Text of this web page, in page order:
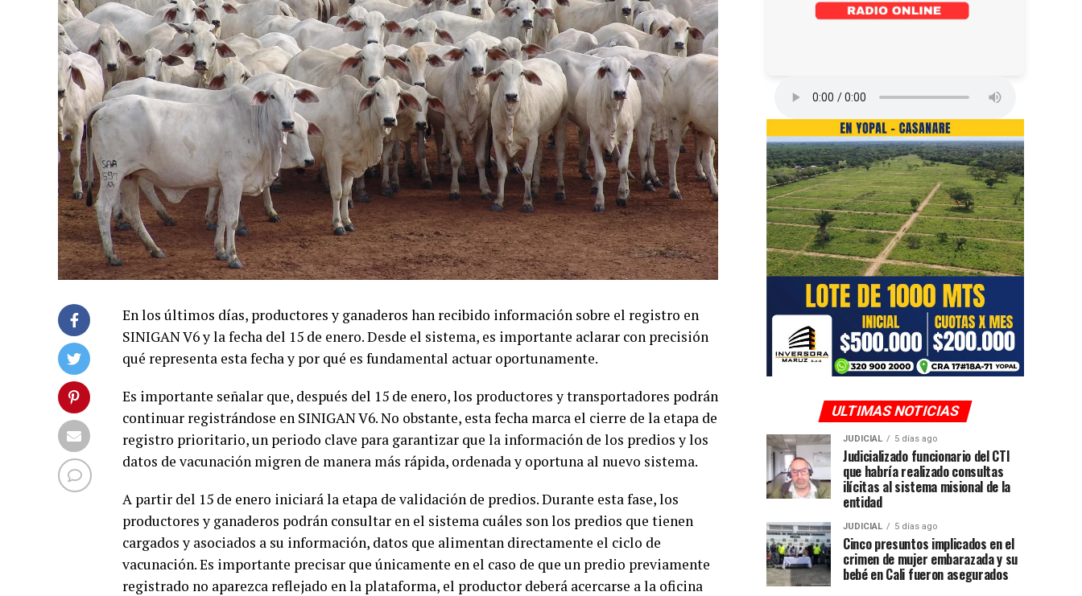
En los últimos días, productores y ganaderos han recibido información sobre el registro en
SINIGAN V6 y la fecha del 15 de enero. Desde el sistema, es importante aclarar con precisión
qué representa esta fecha y por qué es fundamental actuar oportunamente.
Es importante señalar que, después del 15 de enero, los productores y transportadores podrán
continuar registrándose en SINIGAN V6. No obstante, esta fecha marca el cierre de la etapa de
registro prioritario, un periodo clave para garantizar que la información de los predios y los
datos de vacunación migren de manera más rápida, ordenada y oportuna al nuevo sistema.
A partir del 15 de enero iniciará la etapa de validación de predios. Durante esta fase, los
productores y ganaderos podrán consultar en el sistema cuáles son los predios que tienen
cargados y asociados a su información, datos que alimentan directamente el ciclo de
vacunación. Es importante precisar que únicamente en el caso de que un predio previamente
registrado no aparezca reflejado en la plataforma, el productor deberá acercarse a la oficina
ULTIMAS NOTICIAS
JUDICIAL 5 días ago
Judicializado funcionario del CTI
que habría realizado consultas
ilícitas al sistema misional de la
entidad
JUDICIAL 5 días ago
Cinco presuntos implicados en el
crimen de mujer embarazada y su
bebé en Cali fueron asegurados